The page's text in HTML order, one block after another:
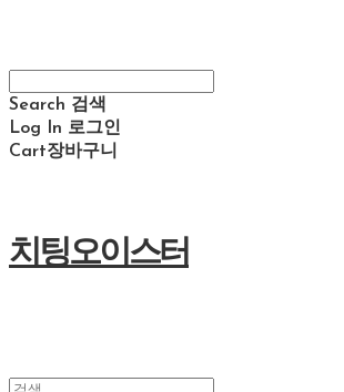
Search 검색
Log In 로그인
Cart장바구니
치팅오이스터